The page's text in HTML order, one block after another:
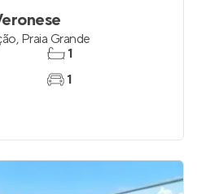
, Praia Grande
1
1